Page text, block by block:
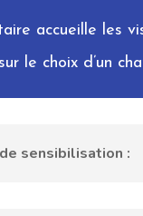
accueille les
le choix d’un
sensibilisation :